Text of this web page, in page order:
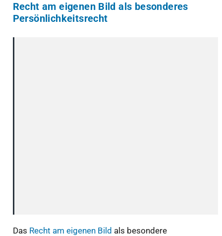
Recht am eigenen Bild als besonderes
Persönlichkeitsrecht
Das Recht am eigenen Bild als besondere